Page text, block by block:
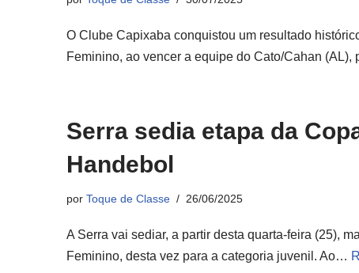
O Clube Capixaba conquistou um resultado
Feminino, ao vencer a equipe do Cato/Cahan (AL),
Serra sedia etapa da
Handebol
por Toque de Classe 26/06/2025
A Serra vai sediar, a partir desta quarta-feira (25),
Feminino, desta vez para a categoria juvenil. Ao…